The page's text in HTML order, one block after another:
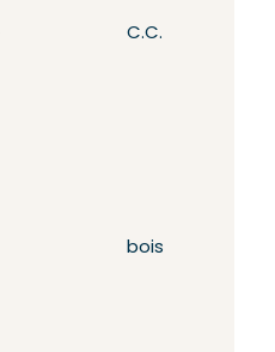
C.C.
bois